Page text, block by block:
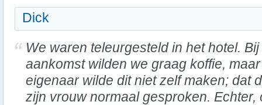
Dick
We waren teleurgesteld in het hotel. Bij
aankomst wilden we graag koffie,
eigenaar wilde dit niet zelf maken; dat
zijn vrouw normaal gesproken. Echter,